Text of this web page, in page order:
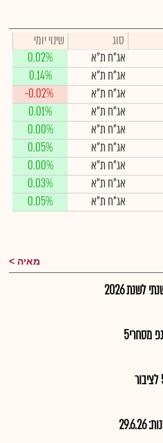
סוג
שינוי יומי
אג"ח ת"א
0.02%
אג"ח ת"א
0.14%
אג"ח ת"א
-0.02%
אג"ח ת"א
0.01%
אג"ח ת"א
0.00%
אג"ח ת"א
0.05%
אג"ח ת"א
0.00%
אג"ח ת"א
0.03%
אג"ח ת"א 0.05%
מאיה